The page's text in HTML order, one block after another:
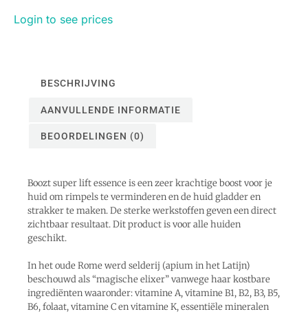
Login to see prices
BESCHRIJVING
AANVULLENDE INFORMATIE
BEOORDELINGEN (0)
Boozt super lift essence is een zeer krachtige boost voor je
huid om rimpels te verminderen en de huid gladder en
strakker te maken. De sterke werkstoffen geven een direct
zichtbaar resultaat. Dit product is voor alle huiden
geschikt.
In het oude Rome werd selderij (apium in het Latijn)
beschouwd als “magische elixer” vanwege haar kostbare
ingrediënten waaronder: vitamine A, vitamine B1, B2, B3, B5,
B6, folaat, vitamine C en vitamine K, essentiële mineralen